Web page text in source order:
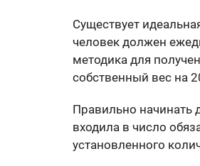
Существует
человек должен
методика для
собственный вес на
Правильно начинать
входила в число
установленного